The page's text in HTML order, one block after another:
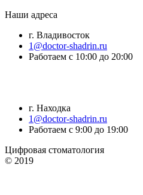
Наши адреса
г. Владивосток
1@doctor-shadrin.ru
Работаем с 10:00 до 20:00
г. Находка
1@doctor-shadrin.ru
Работаем с 9:00 до 19:00
Цифровая стоматология
© 2019